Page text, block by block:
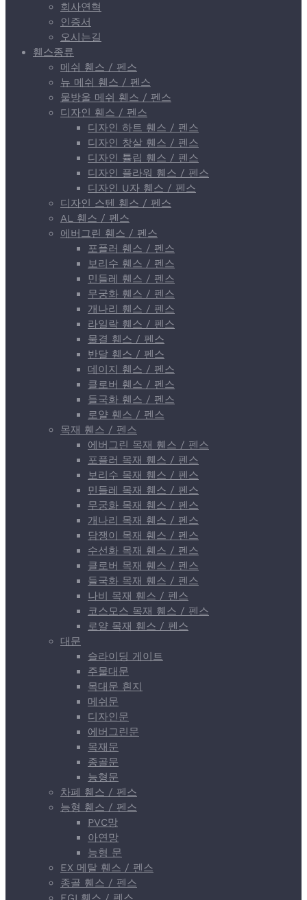
회사연혁
인증서
오시는길
휀스종류
메쉬 휀스 / 펜스
뉴 메쉬 휀스 / 펜스
물방울 메쉬 휀스 / 펜스
디자인 휀스 / 펜스
디자인 하트 휀스 / 펜스
디자인 창살 휀스 / 펜스
디자인 튤립 휀스 / 펜스
디자인 플라워 휀스 / 펜스
디자인 U자 휀스 / 펜스
디자인 스텐 휀스 / 펜스
AL 휀스 / 펜스
에버그린 휀스 / 펜스
포플러 휀스 / 펜스
보리수 휀스 / 펜스
민들레 휀스 / 펜스
무궁화 휀스 / 펜스
개나리 휀스 / 펜스
라일락 휀스 / 펜스
물결 휀스 / 펜스
반달 휀스 / 펜스
데이지 휀스 / 펜스
클로버 휀스 / 펜스
들국화 휀스 / 펜스
로얄 휀스 / 펜스
목재 휀스 / 펜스
에버그린 목재 휀스 / 펜스
포플러 목재 휀스 / 펜스
보리수 목재 휀스 / 펜스
민들레 목재 휀스 / 펜스
무궁화 목재 휀스 / 펜스
개나리 목재 휀스 / 펜스
담쟁이 목재 휀스 / 펜스
수선화 목재 휀스 / 펜스
클로버 목재 휀스 / 펜스
들국화 목재 휀스 / 펜스
나비 목재 휀스 / 펜스
코스모스 목재 휀스 / 펜스
로얄 목재 휀스 / 펜스
대문
슬라이딩 게이트
주물대문
목대문 흰지
메쉬문
디자인문
에버그린문
목재문
종골문
능형문
차폐 휀스 / 펜스
능형 휀스 / 펜스
PVC망
아연망
능형 문
EX 메탈 휀스 / 펜스
종골 휀스 / 펜스